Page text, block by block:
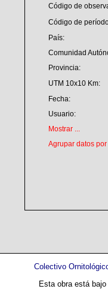
Código de
Código de
País:
Comunidad
Provincia:
UTM 10x10 Km:
Fecha:
Usuario:
Mostrar ...
Agrupar datos por
Colectivo
Esta obra está